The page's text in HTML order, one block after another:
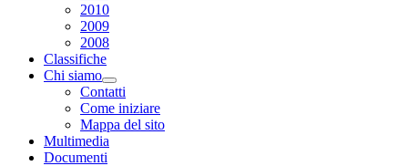
2010
2009
2008
Classifiche
Chi siamo
Contatti
Come iniziare
Mappa del sito
Multimedia
Documenti